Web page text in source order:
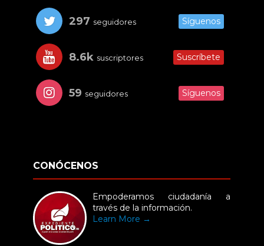
297 seguidores Síguenos
8.6k suscriptores Suscríbete
59 seguidores Síguenos
CONÓCENOS
Empoderamos ciudadanía a
través de la información.
Learn More →